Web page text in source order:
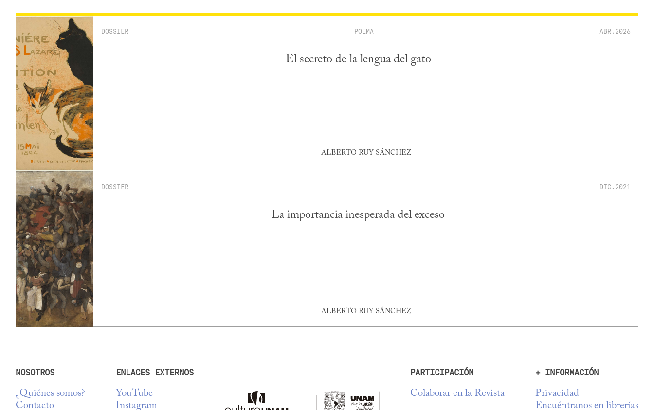
DOSSIER POEMA ABR.2026
El secreto de la lengua del gato
ALBERTO RUY SÁNCHEZ
DOSSIER DIC.2021
La importancia inesperada del exceso
ALBERTO RUY SÁNCHEZ
NOSOTROS
¿Quiénes somos?
Contacto
ENLACES EXTERNOS
YouTube
Instagram
PARTICIPACIÓN
Colaborar en la Revista
+ INFORMACIÓN
Privacidad
Encuéntranos en librerías